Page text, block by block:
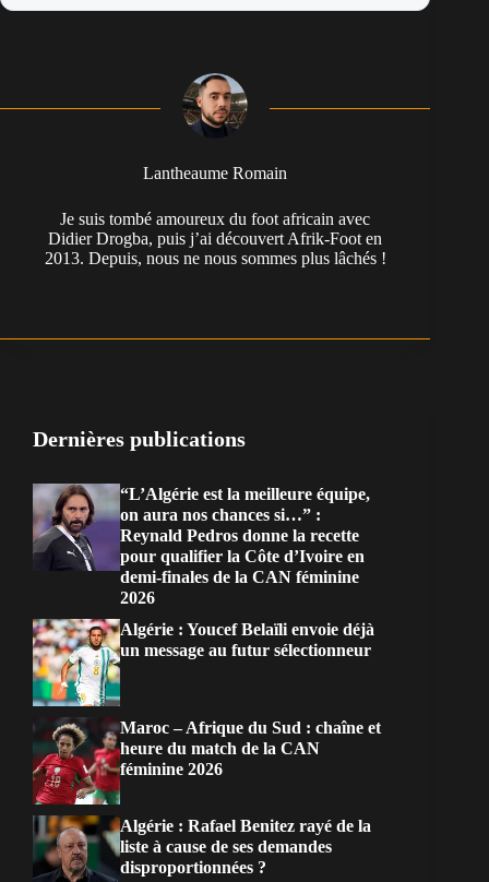
Lantheaume Romain
Je suis tombé amoureux du foot africain avec
Didier Drogba, puis j’ai découvert Afrik-Foot en
2013. Depuis, nous ne nous sommes plus lâchés !
Dernières publications
“L’Algérie est la meilleure équipe,
on aura nos chances si…” :
Reynald Pedros donne la recette
pour qualifier la Côte d’Ivoire en
demi-finales de la CAN féminine
2026
Algérie : Youcef Belaïli envoie déjà
un message au futur sélectionneur
Maroc – Afrique du Sud : chaîne et
heure du match de la CAN
féminine 2026
Algérie : Rafael Benitez rayé de la
liste à cause de ses demandes
disproportionnées ?